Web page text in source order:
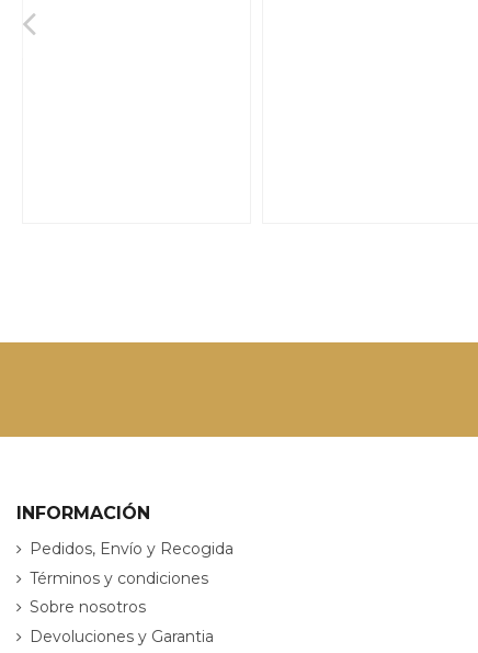
INFORMACIÓN
Pedidos, Envío y Recogida
Términos y condiciones
Sobre nosotros
Devoluciones y Garantia